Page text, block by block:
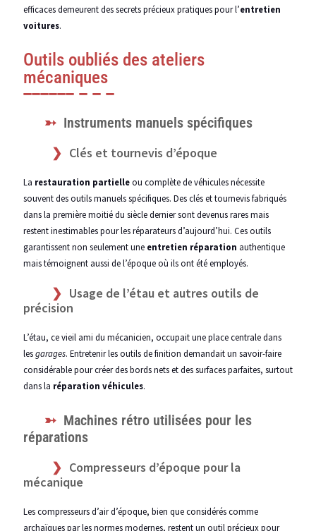
efficaces demeurent des secrets précieux pratiques pour l’entretien
voitures.
Outils oubliés des ateliers
mécaniques
Instruments manuels spécifiques
Clés et tournevis d’époque
La restauration partielleou complète de véhicules nécessite
souvent des outils manuels spécifiques. Des clés et tournevis fabriqués
dans la première moitié du siècle dernier sont devenus rares mais
restent inestimables pour les réparateurs d’aujourd’hui. Ces outils
garantissent non seulement une entretien réparation authentique
mais témoignent aussi de l’époque où ils ont été employés.
Usage de l’étau et autres outils de
précision
L’étau, ce vieil ami du mécanicien, occupait une place centrale dans
lesgarages. Entretenir les outils de finition demandait un savoir-faire
considérable pour créer des bords nets et des surfaces parfaites, surtout
dans la réparation véhicules.
Machines rétro utilisées pour les
réparations
Compresseurs d’époque pour la
mécanique
Les compresseurs d’air d’époque, bien que considérés comme
archaïques par les normes modernes, restent un outil précieux pour